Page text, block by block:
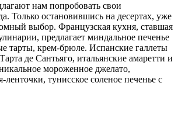
нам попробовать свои
Только остановившись на десертах, уже
выбор. Французская кухня, ставшая
предлагает миндальное печенье
тарты, крем-брюле. Испанские галлеты
де Сантьяго, итальянские амаретти и
мороженное джелато,
ленточки, тунисское соленое печенье с